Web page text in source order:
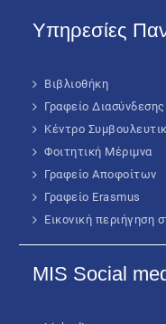
Υπηρεσίες
Βιβλιοθήκη
Γραφείο Διασύνδεσης
Κέντρο
Φοιτητική Μέριμνα
Γραφείο Αποφοίτων
Γραφείο Erasmus
Εικονική περιήγηση
MIS Social